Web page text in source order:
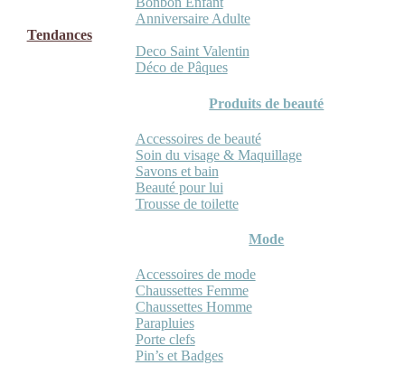
Anniversaire Adulte
Tendances
Deco Saint Valentin
Déco de Pâques
Produits de beauté
Accessoires de beauté
Soin du visage & Maquillage
Savons et bain
Beauté pour lui
Trousse de toilette
Mode
Accessoires de mode
Chaussettes Femme
Chaussettes Homme
Parapluies
Porte clefs
Pin’s et Badges